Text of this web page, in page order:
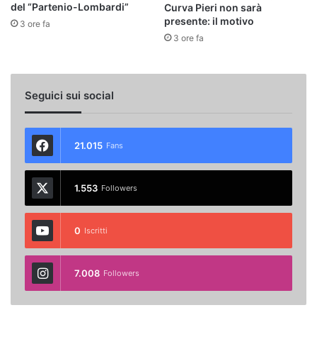
del “Partenio-Lombardi”
3 ore fa
Curva Pieri non sarà
presente: il motivo
3 ore fa
Seguici sui social
21.015 Fans
1.553 Followers
0 Iscritti
7.008 Followers